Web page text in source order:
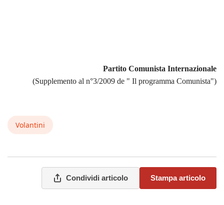
Partito Comunista Internazionale
(Supplemento al n°3/2009 de " Il programma Comunista")
Volantini
Condividi articolo Stampa articolo